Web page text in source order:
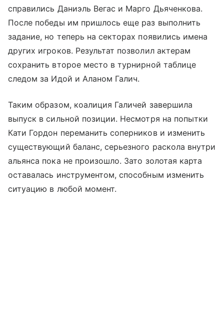
справились Даниэль Вегас и Марго Дьяченкова.
После победы им пришлось еще раз выполнить
задание, но теперь на секторах появились имена
других игроков. Результат позволил актерам
сохранить второе место в турнирной таблице
следом за Идой и Аланом Галич.
Таким образом, коалиция Галичей завершила
выпуск в сильной позиции. Несмотря на попытки
Кати Гордон переманить соперников и изменить
существующий баланс, серьезного раскола внутри
альянса пока не произошло. Зато золотая карта
оставалась инструментом, способным изменить
ситуацию в любой момент.